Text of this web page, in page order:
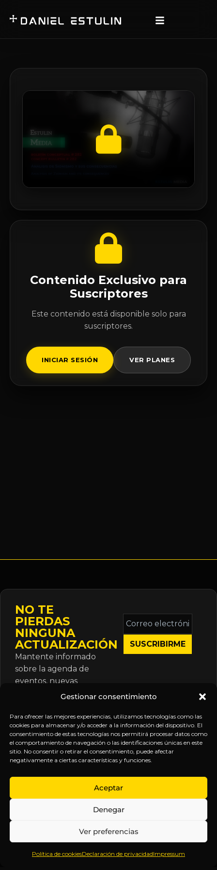
Gestionar consentimiento
Para ofrecer las mejores experiencias, utilizamos tecnologías como las
cookies para almacenar y/o acceder a la información del dispositivo. El
consentimiento de estas tecnologías nos permitirá procesar datos como
el comportamiento de navegación o las identificaciones únicas en este
sitio. No consentir o retirar el consentimiento, puede afectar
negativamente a ciertas características y funciones.
Aceptar
Denegar
Ver preferencias
Política de cookiesDeclaración de privacidadImpressum
Contenido Exclusivo para
Suscriptores
Este contenido está disponible solo para
suscriptores.
INICIAR SESIÓN VER PLANES
NO TE
PIERDAS
NINGUNA
ACTUALIZACIÓN
Mantente informado
sobre la agenda de
eventos, nuevas
publicaciones y
suscripción.
Correo
electrónico
*
Inteligencia
Anticipándonos
EXPLORA
Inicio
Sobre
Contenido
Webinars
LEGAL
Política
de
Términos y
Aviso
SÍGUENOS